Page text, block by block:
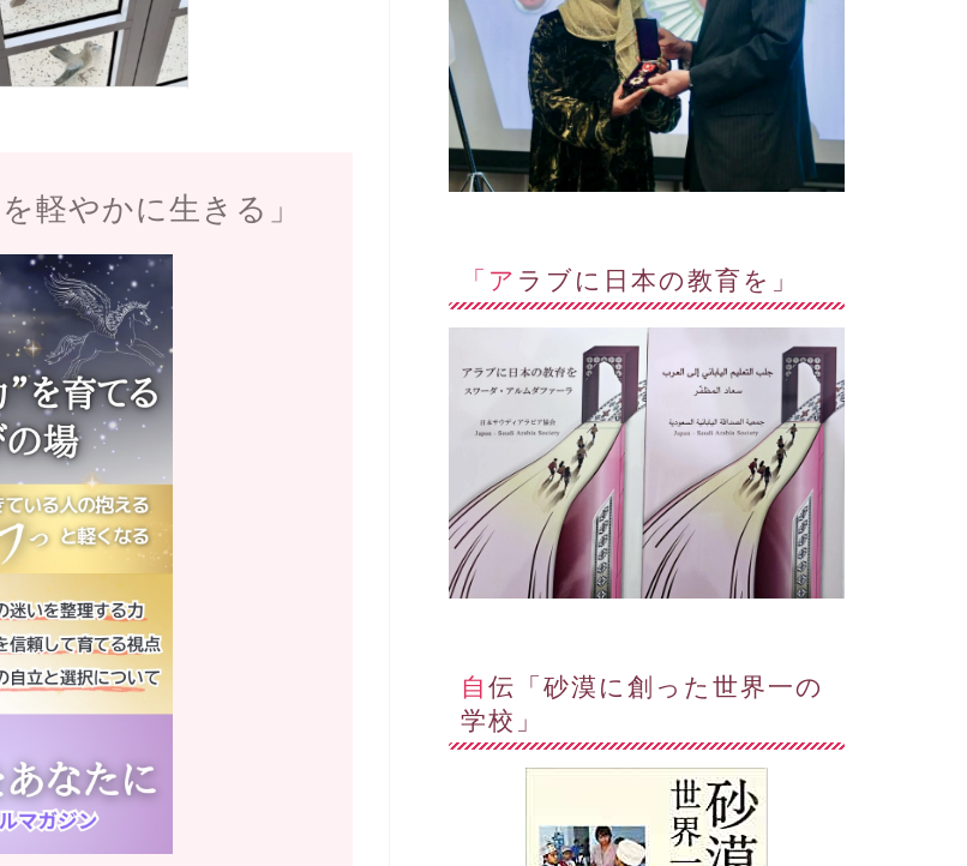
軽やかに生きる」
「アラブに日本の教育を」
自伝「砂漠に創った世界一の
学校」